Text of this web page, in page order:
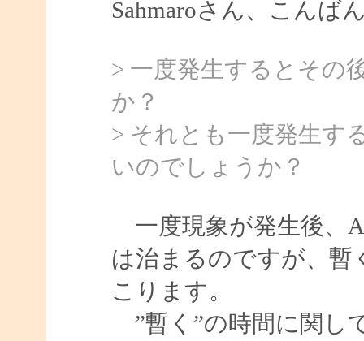
Sahmaroさん、こんば
> 一度発生するとその
か？
> それとも一度発生す
いのでしょうか？
一度現象が発生後、
は治まるのですが、暫
こります。
”暫く”の時間に関し